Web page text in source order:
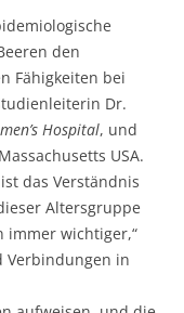
den
Fähigkeiten bei
Dr.
Hospital, und
USA.
das Verständnis
Altersgruppe
immer wichtiger,“
Verbindungen in